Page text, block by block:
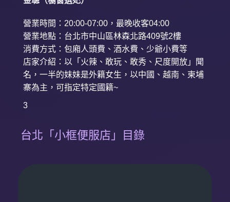
營業時間：20:00-07:00，最晚收客04:00
營業地點：台北市中山區林森北路409號2樓
消費方式：包廂人頭費、酒水費、少爺小費等
店家介紹：以「火辣、敢玩、敢秀、尺度開放」聞
名，一半的妹妹是外籍女生，以中國、越南、柬埔
寨為主，可指定特定國籍~
3
台北「小框便服店」目錄